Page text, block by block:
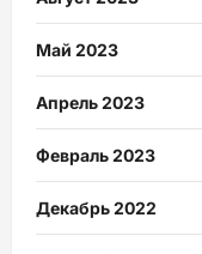
Май 2023
Апрель 2023
Февраль 2023
Декабрь 2022